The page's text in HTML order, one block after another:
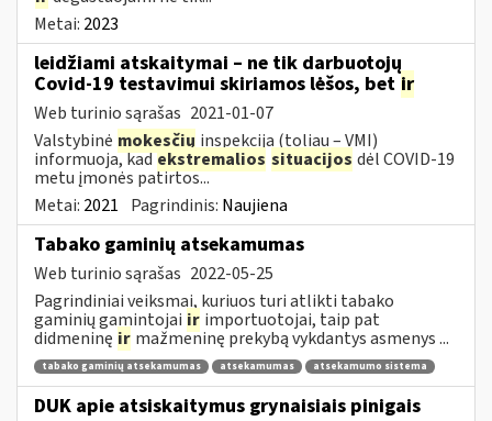
Metai: 2023
leidžiami atskaitymai – ne tik darbuotojų
Covid-19 testavimui skiriamos lėšos, bet ir
Web turinio sąrašas 2021-01-07
Valstybinė mokesčių inspekcija (toliau – VMI)
informuoja, kadekstremalios situacijos dėl COVID-19
metu įmonės patirtos...
Metai: 2021 Pagrindinis: Naujiena
Tabako gaminių atsekamumas
Web turinio sąrašas 2022-05-25
Pagrindiniai veiksmai, kuriuos turi atlikti tabako
gaminių gamintojai ir importuotojai, taip pat
didmeninę ir mažmeninę prekybą vykdantys asmenys ...
tabako gaminių atsekamumas atsekamumas atsekamumo sistema
DUK apie atsiskaitymus grynaisiais pinigais